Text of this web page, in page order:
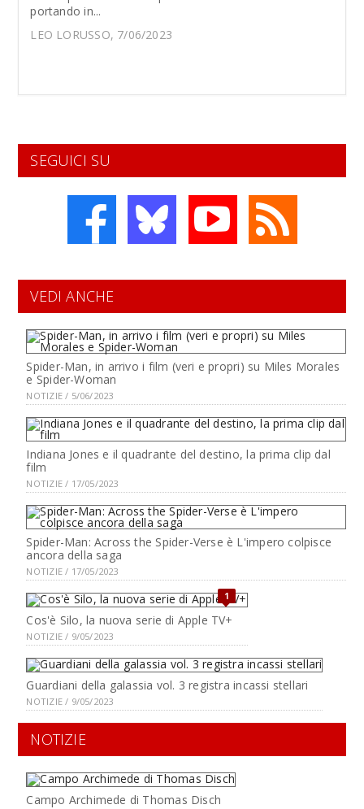
portando in...
LEO LORUSSO, 7/06/2023
SEGUICI SU
VEDI ANCHE
Spider-Man, in arrivo i film (veri e propri) su Miles Morales
e Spider-Woman
NOTIZIE / 5/06/2023
Indiana Jones e il quadrante del destino, la prima clip dal
film
NOTIZIE / 17/05/2023
Spider-Man: Across the Spider-Verse è L'impero colpisce
ancora della saga
NOTIZIE / 17/05/2023
1
Cos'è Silo, la nuova serie di Apple TV+
NOTIZIE / 9/05/2023
Guardiani della galassia vol. 3 registra incassi stellari
NOTIZIE / 9/05/2023
NOTIZIE
Campo Archimede di Thomas Disch